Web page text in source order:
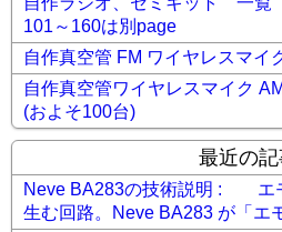
101～160は別page
自作真空管 FM ワイヤレスマ
自作真空管ワイヤレスマイク
(およそ100台)
最近の
Neve BA283の技術説明 : エ
生む回路。Neve BA283 が「エ